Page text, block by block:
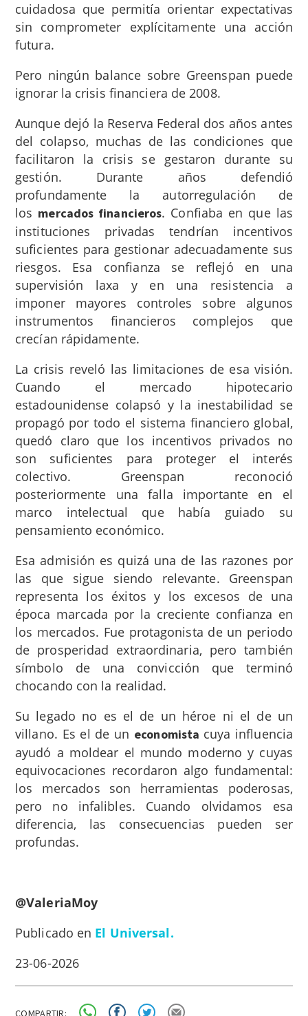
cuidadosa que permitía orientar expectativas
sin comprometer explícitamente una acción
futura.
Pero ningún balance sobre Greenspan puede
ignorar la crisis financiera de 2008.
Aunque dejó la Reserva Federal dos años antes
del colapso, muchas de las condiciones que
facilitaron la crisis se gestaron durante su
gestión. Durante años defendió
profundamente la autorregulación de
los mercados financieros. Confiaba en que las
instituciones privadas tendrían incentivos
suficientes para gestionar adecuadamente sus
riesgos. Esa confianza se reflejó en una
supervisión laxa y en una resistencia a
imponer mayores controles sobre algunos
instrumentos financieros complejos que
crecían rápidamente.
La crisis reveló las limitaciones de esa visión.
Cuando el mercado hipotecario
estadounidense colapsó y la inestabilidad se
propagó por todo el sistema financiero global,
quedó claro que los incentivos privados no
son suficientes para proteger el interés
colectivo. Greenspan reconoció
posteriormente una falla importante en el
marco intelectual que había guiado su
pensamiento económico.
Esa admisión es quizá una de las razones por
las que sigue siendo relevante. Greenspan
representa los éxitos y los excesos de una
época marcada por la creciente confianza en
los mercados. Fue protagonista de un periodo
de prosperidad extraordinaria, pero también
símbolo de una convicción que terminó
chocando con la realidad.
Su legado no es el de un héroe ni el de un
villano. Es el de un economista cuya influencia
ayudó a moldear el mundo moderno y cuyas
equivocaciones recordaron algo fundamental:
los mercados son herramientas poderosas,
pero no infalibles. Cuando olvidamos esa
diferencia, las consecuencias pueden ser
profundas.
@ValeriaMoy
Publicado en El Universal.
23-06-2026
COMPARTIR: